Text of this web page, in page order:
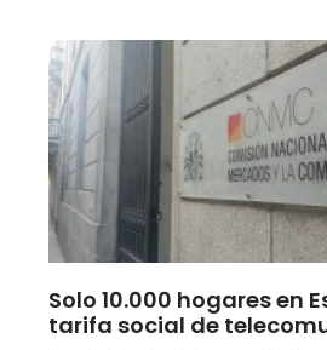
Solo 10.000 hogares en
tarifa social de